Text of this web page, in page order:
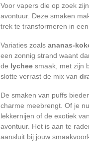
Voor vapers die op zoek
avontuur. Deze smaken
trek te transformeren in
Variaties zoals ananas-
een zonnig strand waant
de lychee smaak, met zijn
slotte verrast de mix van
De smaken van puffs
charme meebrengt. Of je
lekkernijen of de exotiek
avontuur. Het is aan te
aansluit bij jouw